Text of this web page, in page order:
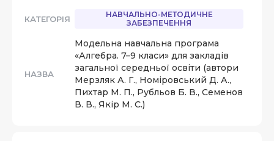
КАТЕГОРІЯ
НАВЧАЛЬНО-МЕТОДИЧНЕ
ЗАБЕЗПЕЧЕННЯ
НАЗВА
Модельна навчальна програма
«Алгебра. 7–9 класи» для закладів
загальної середньої освіти (автори
Мерзляк А. Г., Номіровський Д. А.,
Пихтар М. П., Рубльов Б. В., Семенов
В. В., Якір М. С.)